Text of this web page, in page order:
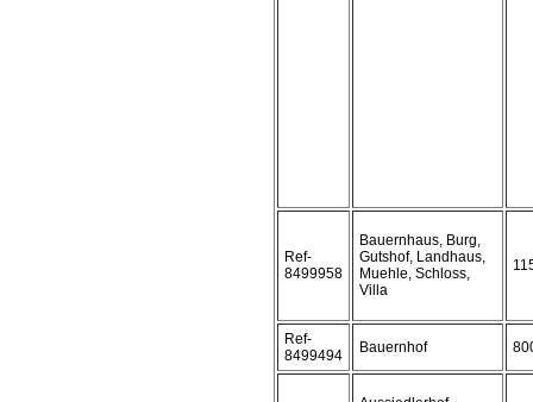
Ref-
8499958
Bauernhaus, Burg,
Gutshof, Landhaus,
Muehle, Schloss,
Villa
Ref-
8499494
Bauernhof